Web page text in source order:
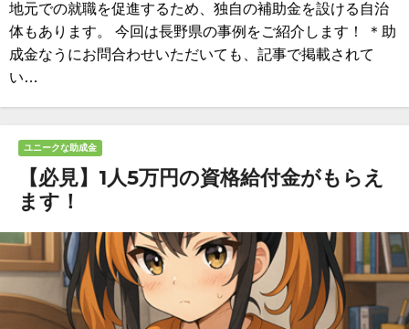
地元での就職を促進するため、独自の補助金を設ける自治
体もあります。 今回は長野県の事例をご紹介します！ ＊助
成金なうにお問合わせいただいても、記事で掲載されて
い…
ユニークな助成金
【必見】1人5万円の資格給付金がもらえ
ます！